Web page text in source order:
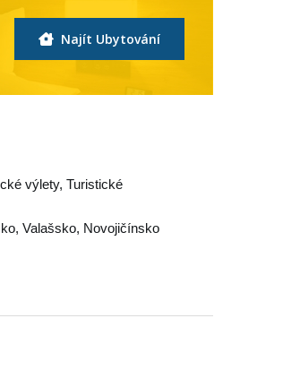
Najít Ubytování
výlety, Turistické
, Valašsko, Novojičínsko